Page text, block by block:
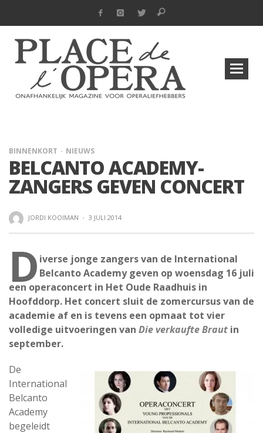
BINNENKORT NIEUWS
BELCANTO ACADEMY-
ZANGERS GEVEN CONCERT
JORDI KOOIMAN · 3 JULI 2014
D iverse jonge zangers van de International
Belcanto Academy geven op woensdag 16 juli
een operaconcert in Het Oude Raadhuis in
Hoofddorp. Het concert sluit de zomercursus van de
academie af en is tevens een opmaat tot vier
volledige uitvoeringen van Die verkaufte Braut in
september.
De
International
Belcanto
Academy
begeleidt